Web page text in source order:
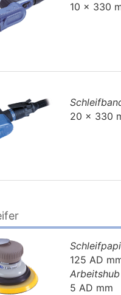
10 x 330
20 x 330
125 AD
Arbeitshub
5 AD mm